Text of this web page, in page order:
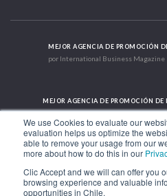
We use Cookies to evaluate our
evaluation helps us optimize the
able to remove your usage from our
more about how to do this in our
Clic Accept and we will can offer you
browsing experience and valuable
opportunities in Chile.
MEJOR AGENCIA DE PROMOCIÓN
por International Business Magazine
MEJOR AGENCIA DE PROMOCIÓN
2019 - 2022; 2024; 2025
CASO DE ÉXITO INTERNACIONAL 2021